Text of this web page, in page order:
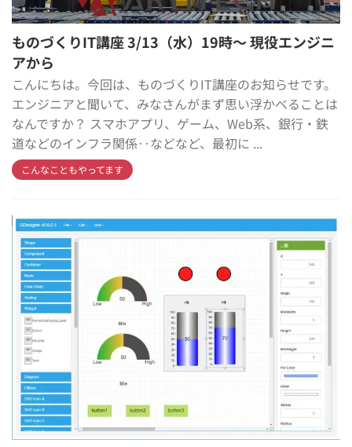
ものづくりIT講座 3/13（水）19時～ 現役エンジニ
アから
こんにちは。今回は、ものづくりIT講座のお知らせです。
エンジニアと聞いて、みなさんがまず思い浮かべることは
なんですか？ スマホアプリ、ゲーム、Web系、銀行・鉄
道などのインフラ関係‥などなど、最初に ...
こんなこともやってます